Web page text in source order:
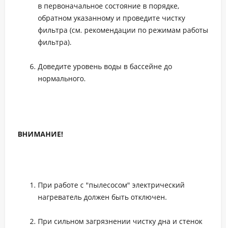
в первоначальное состояние в порядке,
обратном указанному и проведите чистку
фильтра (см. рекомендации по режимам работы
фильтра).
Доведите уровень воды в бассейне до
нормального.
ВНИМАНИЕ!
При работе с "пылесосом" электрический
нагреватель должен быть отключен.
При сильном загрязнении чистку дна и стенок